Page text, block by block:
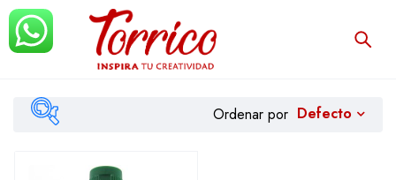
Filtrar
Ordenar por Defecto